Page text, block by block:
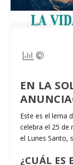
EN LA
Este es el lema
celebra el 25 de
el Lunes Santo,
¿CUÁL ES